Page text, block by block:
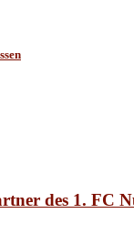
des 1. FC